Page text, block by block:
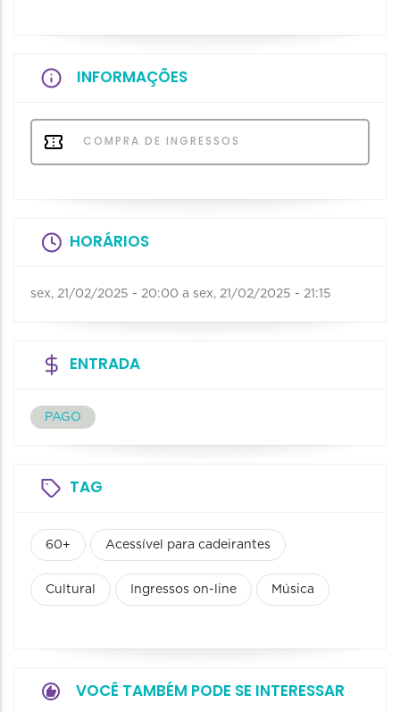
INFORMAÇÕES
COMPRA DE INGRESSOS
HORÁRIOS
sex, 21/02/2025 - 20:00 a sex, 21/02/2025 - 21:15
ENTRADA
PAGO
TAG
60+ Acessível para cadeirantes
Cultural Ingressos on-line Música
VOCÊ TAMBÉM PODE SE INTERESSAR